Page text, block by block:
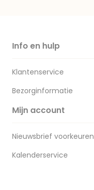
Info en hulp
Klantenservice
Bezorginformatie
Mijn account
Nieuwsbrief voorkeuren
Kalenderservice